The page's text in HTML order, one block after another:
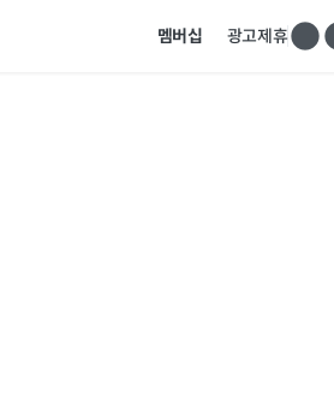
멤버십 광고제휴